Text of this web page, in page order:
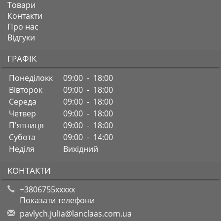
Товари
Контакти
Про нас
Відгуки
ГРАФІК
Понеділокк
09:00 - 18:00
Вівторок
09:00 - 18:00
Середа
09:00 - 18:00
Четвер
09:00 - 18:00
П'ятниця
09:00 - 18:00
Субота
09:00 - 14:00
Неділя
Вихідний
КОНТАКТИ
+3806755xxxxx
Показати телефони
pavlych.julia@lanclaas.com.ua